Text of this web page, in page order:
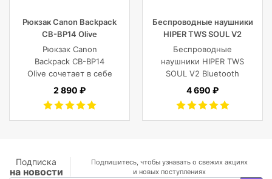
Рюкзак Canon Backpack
CB-BP14 Olive
Рюкзак Canon
Backpack CB-BP14
Olive сочетает в себе
винтажный стиль,
современный
комфорт, и защиту
планшета, ноутбука
или DJI Mavic и пр.
2 890 ₽
Беспроводные наушники
HIPER TWS SOUL V2
Bluetooth 5.0 гарнитура Li-
Pol 2x43mAh+380mAh,
черный
Беспроводные
наушники HIPER TWS
SOUL V2 Bluetooth
5.0 гарнитура Li-Pol
Черный
4 690 ₽
Подписка
на новости
Подпишитесь, чтобы узнавать о свежих акциях
и новых поступлениях